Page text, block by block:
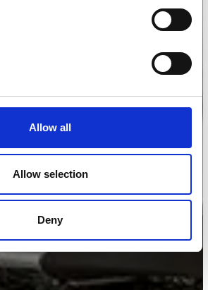
Allow all
Allow selection
Deny